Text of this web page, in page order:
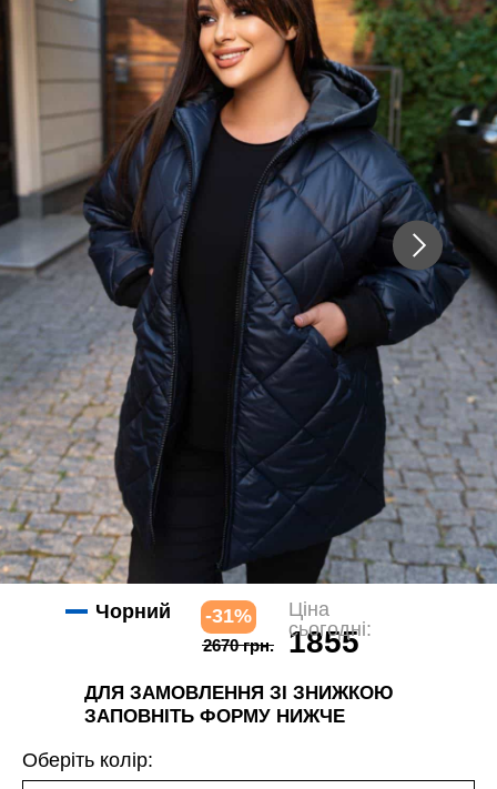
Чорний
1855
грн.
Ціна
сьогодні:
2670 грн.
-31%
ДЛЯ ЗАМОВЛЕННЯ ЗІ ЗНИЖКОЮ
ЗАПОВНІТЬ ФОРМУ НИЖЧЕ
Оберіть колір: